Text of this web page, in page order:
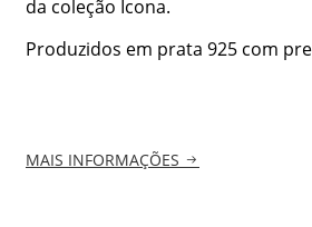
da coleção Icona.
Produzidos em prata 925 com
MAIS INFORMAÇÕES